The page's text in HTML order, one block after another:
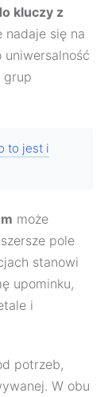
kluczy z
nadaje się na
grup
to jest i
może
pole
stanowi
upominku,
i
potrzeb,
W obu